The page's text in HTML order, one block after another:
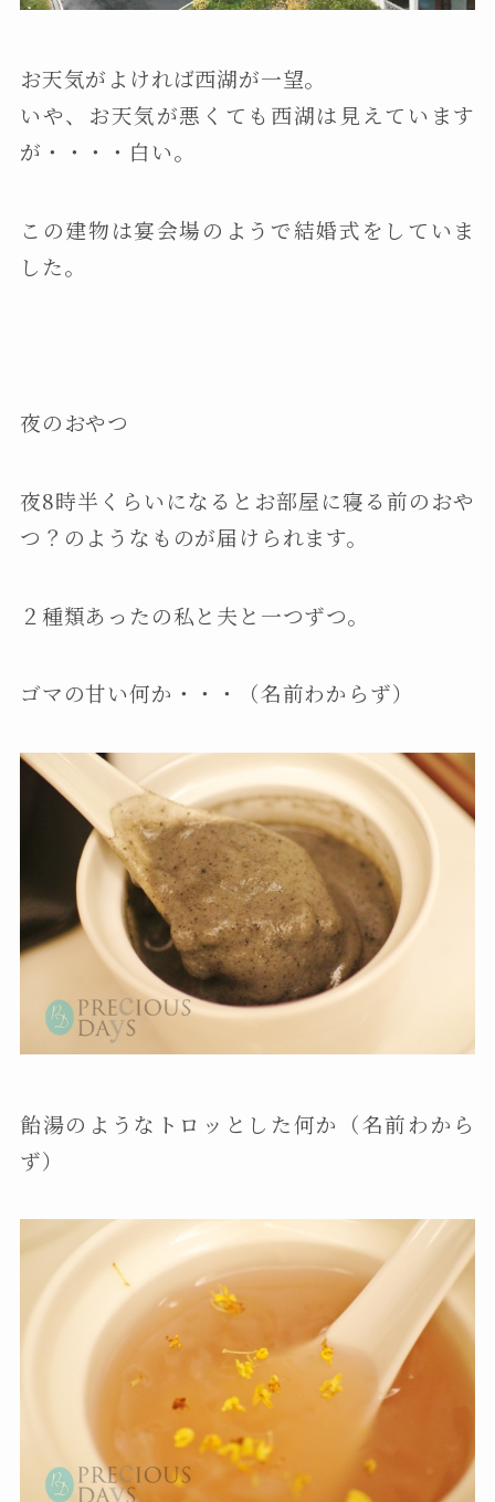
お天気がよければ西湖が一望。
いや、お天気が悪くても西湖は見えています
が・・・・白い。
この建物は宴会場のようで結婚式をしていま
した。
夜のおやつ
夜8時半くらいになるとお部屋に寝る前のおや
つ？のようなものが届けられます。
２種類あったの私と夫と一つずつ。
ゴマの甘い何か・・・（名前わからず）
飴湯のようなトロッとした何か（名前わから
ず）